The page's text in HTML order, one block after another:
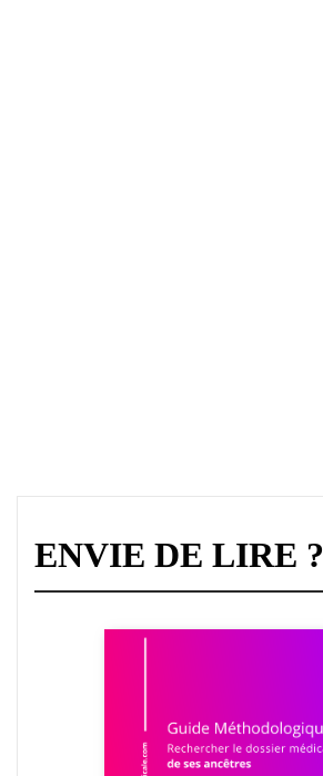
ENVIE DE LIRE ?